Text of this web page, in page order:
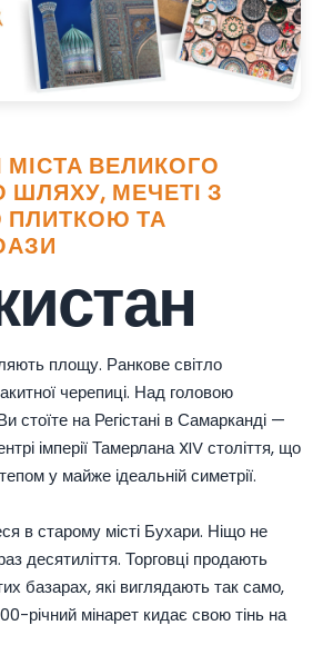
МІСТА ВЕЛИКОГО
МЕЧЕТІ З
ТА
площу. Ранкове світло
черепиці. Над головою
стоїте на Регістані в Самарканді —
імперії Тамерлана XIV століття, що
у майже ідеальній симетрії.
в старому місті Бухари. Ніщо не
десятиліття. Торговці продають
базарах, які виглядають так само,
річний мінарет кидає свою тінь на